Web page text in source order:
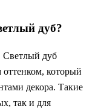
дуб?
Светлый дуб
который
декора. Такие
так и для